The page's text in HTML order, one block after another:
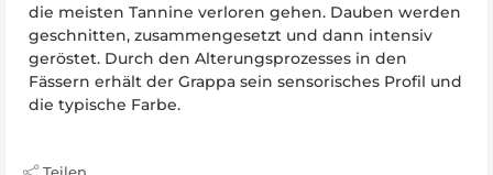
die meisten Tannine verloren gehen. Dauben werden
geschnitten, zusammengesetzt und dann intensiv
geröstet. Durch den Alterungsprozesses in den
Fässern erhält der Grappa sein sensorisches Profil und
die typische Farbe.